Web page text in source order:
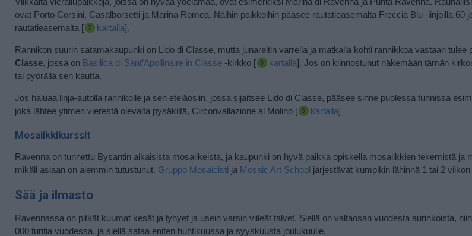
ovat Porto Corsini, Casalborsetti ja Marina Romea. Näihin paikkoihin pääsee rautatieasemalta Freccia Blu -linjoilla 60
rautatieasemalta [
kartalla].
Rannikon suurin satamakaupunki on Lido di Classe, mutta junareitin varrella ja matkalla kohti rannikkoa vastaan tulee
Classe, jossa on Basilica di Sant’Apollinaire in Classe -kirkko [ kartalla]. Jos on kiinnostunut näkemään tämän
tai pyörällä sen kautta.
Jos haluaa linja-autolla rannikolle ja sen eteläosiin, jossa sijaitsee Lido di Classe, pääsee sinne puolessa tunnissa
joka lähtee ytimen vierestä olevalta pysäkiltä, Circonvallazione al Molino [
kartalla]
Mosaiikkikurssit
Ravenna on tunnettu Bysantin aikaisista mosaiikeista, ja kaupunki on hyvä paikka opiskella mosaiikkien tekemistä ja
mikäli asiaan on aiemmin tutustunut. Gruppo Mosaicisti ja Mosaic Art School järjestävät kumpikin lähinnä 1 tai 2
Sää ja ilmasto
Ravennassa on pitkät kuumat kesät ja lyhyet ja usein varsin viileät talvet. Siellä on valtaosan vuodesta aurinkoista,
000 tuntia vuodessa, ja siellä sataa eniten huhtikuussa ja syyskuusta joulukuulle.